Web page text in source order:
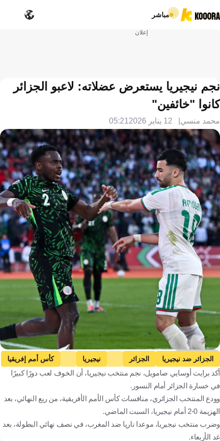
مباشر
إعلان
نجم نيجيريا يستعرض عضلاته: لاعبو الجزائر
كانوا "خائفين"
محمد منسي 12 يناير 2026 05:21
Getty Images
الجزائر ضد نيجيريا الجزائر نيجيريا
كأس أمم إفريقيا
برايت أوساي صامويل
نيجيريا ضد المغرب
المغرب
الجزائر
نيجيريا المغرب
أكد برايت أوسايي صامويل، نجم منتخب نيجيريا، أن الخوف لعب دورًا كبيرًا
في خسارة الجزائر أمام النسور.
وودع المنتخب الجزائري، منافسات كأس الأمم الأفريقية، من ربع النهائي، بعد
الهزيمة 0-2 أمام نيجيريا، السبت الماضي.
وضرب منتخب نيجيريا، موعدا ناريا ضد المغرب، في نصف نهائي البطولة، بعد
غد الأربعاء.